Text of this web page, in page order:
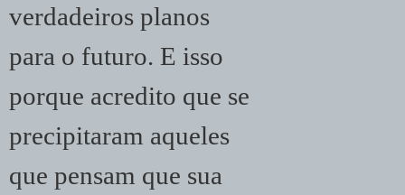
verdadeiros planos
para o futuro. E isso
porque acredito que se
precipitaram aqueles
que pensam que sua